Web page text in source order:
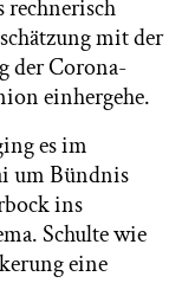
mit der
der Corona-
einhergehe.
es im
um Bündnis
ins
Schulte wie
eine